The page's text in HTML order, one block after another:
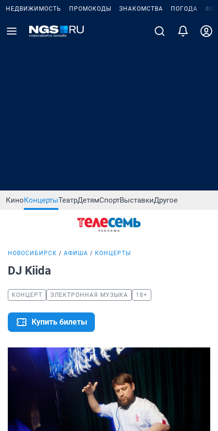
НЕДВИЖИМОСТЬ ПРОМОКОДЫ ЗНАКОМСТВА ПОГОДА
КиноКонцертыТеатрДетямСпортВыставкиДругое
НОВОСИБИРСК АФИША КОНЦЕРТЫ
DJ Kiida
КОНЦЕРТ ЭЛЕКТРОННАЯ МУЗЫКА 18+
Купить билеты